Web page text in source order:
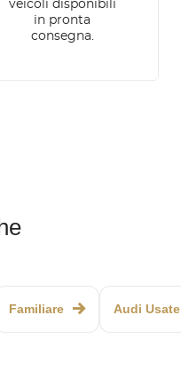
veicoli disponibili
in pronta
consegna.
Familiare Audi Usate